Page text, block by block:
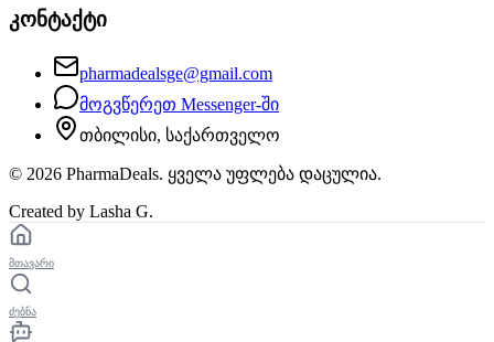
კონტაქტი
pharmadealsge@gmail.com
მოგვწერეთ Messenger-ში
თბილისი, საქართველო
© 2026 PharmaDeals. ყველა უფლება დაცულია.
Created by Lasha G.
მთავარი
ძებნა